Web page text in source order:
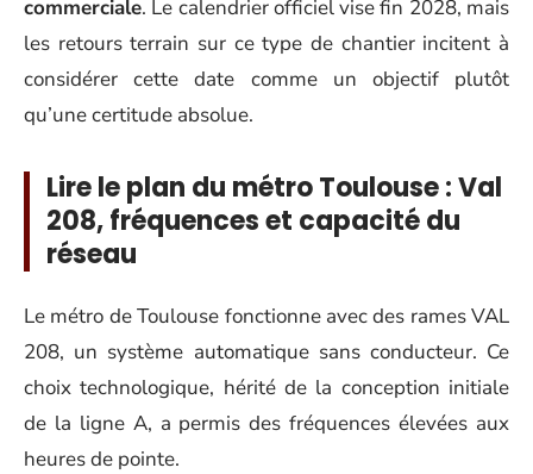
commerciale. Le calendrier officiel vise fin 2028, mais
les retours terrain sur ce type de chantier incitent à
considérer cette date comme un objectif plutôt
qu’une certitude absolue.
Lire le plan du métro Toulouse : Val
208, fréquences et capacité du
réseau
Le métro de Toulouse fonctionne avec des rames VAL
208, un système automatique sans conducteur. Ce
choix technologique, hérité de la conception initiale
de la ligne A, a permis des fréquences élevées aux
heures de pointe.